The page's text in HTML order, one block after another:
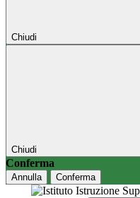
Chiudi
Chiudi
Conferma
Annulla Conferma